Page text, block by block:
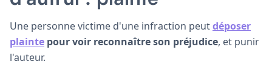
Une personne victime d'une infraction peutdéposer
plainte pour voir reconnaître son préjudice, et punir
l'auteur.